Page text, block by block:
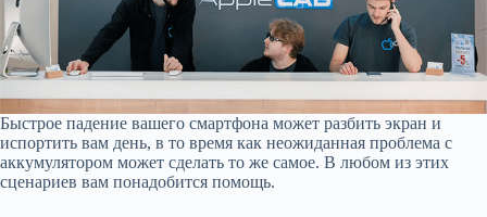
Быстрое падение вашего смартфона может разбить экран и
испортить вам день, в то время как неожиданная проблема с
аккумулятором может сделать то же самое. В любом из этих
сценариев вам понадобится помощь.